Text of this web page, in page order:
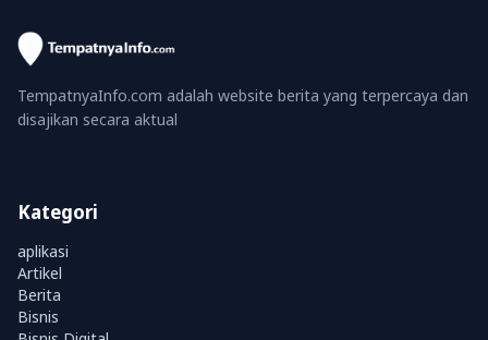
TempatnyaInfo.com adalah website berita yang terpercaya dan
disajikan secara aktual
Kategori
aplikasi
Artikel
Berita
Bisnis